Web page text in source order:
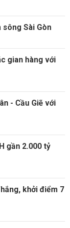
sông Sài Gòn
gian hàng với
- Cầu Giẽ với
gần 2.000 tỷ
khởi điểm 7